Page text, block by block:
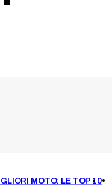
MOTO: LE TOP 10